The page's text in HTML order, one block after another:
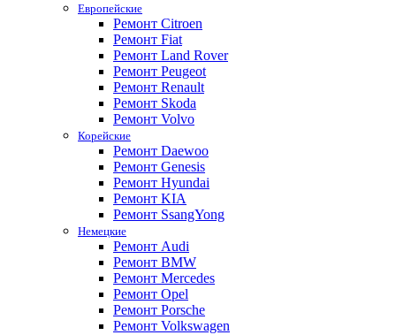
Европейские
Ремонт Citroen
Ремонт Fiat
Ремонт Land Rover
Ремонт Peugeot
Ремонт Renault
Ремонт Skoda
Ремонт Volvo
Корейские
Ремонт Daewoo
Ремонт Genesis
Ремонт Hyundai
Ремонт KIA
Ремонт SsangYong
Немецкие
Ремонт Audi
Ремонт BMW
Ремонт Mercedes
Ремонт Opel
Ремонт Porsche
Ремонт Volkswagen